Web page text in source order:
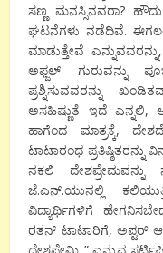
ಸಣ್ಣ ಮನಸ್ಸಿನವರಾ?
ಘಟನೆಗಳು ನಡೆದಿವೆ.
ಮಾಡುತ್ತೇವೆ
ಅಫ್ಜಲ್ ಗುರುವನ್ನು
ಪ್ರಶ್ನಿಸುವವರನ್ನು
ಅಸಹಿಷ್ಣುತೆ ಇದೆ ಎನ್ನಲಿ,
ಹಾಗೆಂದ ಮಾತ್ರಕ್ಕೆ,
ಟಾಟಾರಂಥ ಪ್ರತಿಷ್ಠಿತರನ್ನು
ನಕಲಿ
ಜೆ.ಎನ್.ಯುನಲ್ಲಿ
ವಿದ್ಯಾರ್ಥಿಗಳಿಗೆ
ರತನ್ ಟಾಟಾರಿಗೆ, ಅಪ್ಟರ್